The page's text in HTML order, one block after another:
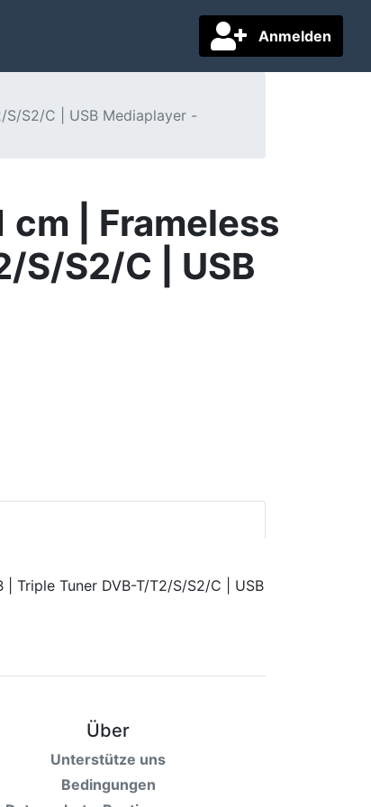
Anmelden
S/S2/C | USB Mediaplayer -
cm | Frameless
S/S2/C | USB
Über
Unterstütze uns
Bedingungen